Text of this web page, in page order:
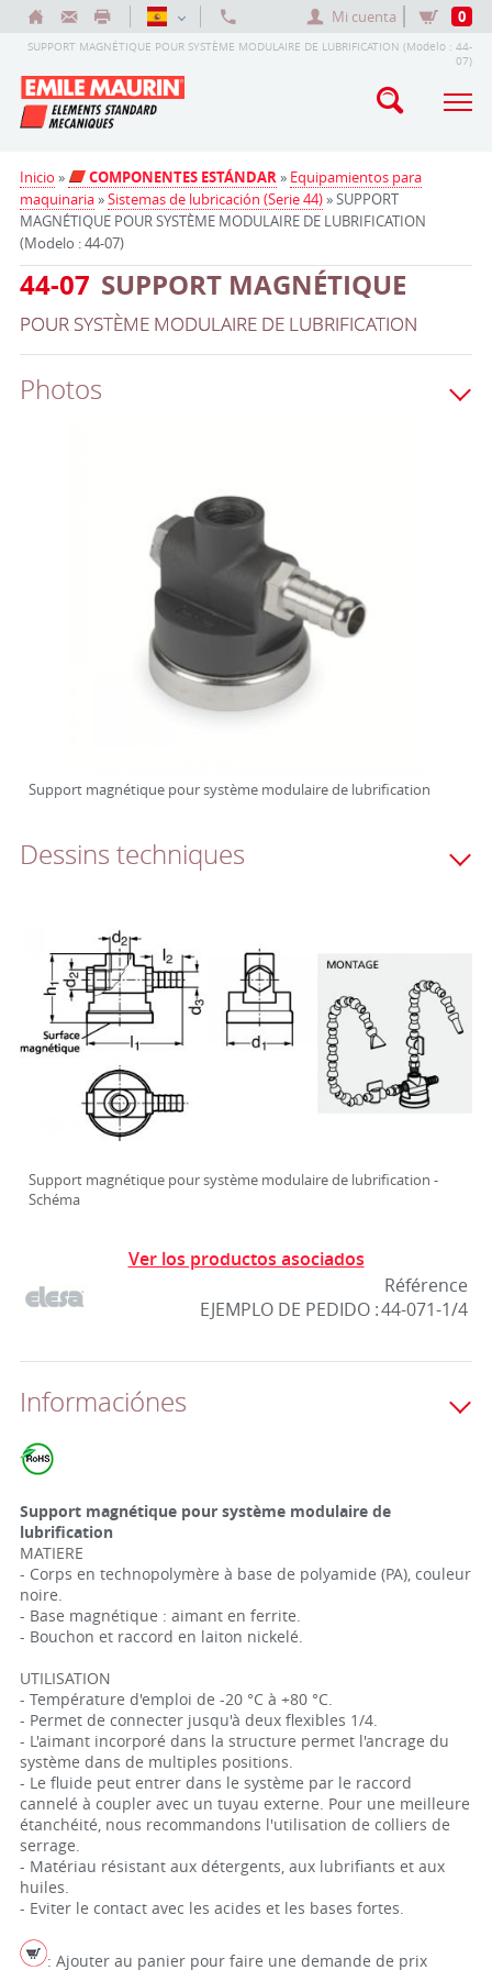
Mi cuenta 0
SUPPORT MAGNÉTIQUE POUR SYSTÈME MODULAIRE DE LUBRIFICATION (Modelo : 44-
07)
Inicio » COMPONENTES ESTÁNDAR» Equipamientos para
maquinaria»Sistemas de lubricación (Serie 44)» SUPPORT
MAGNÉTIQUE POUR SYSTÈME MODULAIRE DE LUBRIFICATION
(Modelo : 44-07)
44-07 SUPPORT MAGNÉTIQUE
POUR SYSTÈME MODULAIRE DE LUBRIFICATION
Photos
Support magnétique pour système modulaire de lubrification
Dessins techniques
Support magnétique pour système modulaire de lubrification -
Schéma
Ver los productos asociados
EJEMPLO DE PEDIDO :
Référence
44-071-1/4
Informaciónes
Support magnétique pour système modulaire de
lubrification
MATIERE
- Corps en technopolymère à base de polyamide (PA), couleur
noire.
- Base magnétique : aimant en ferrite.
- Bouchon et raccord en laiton nickelé.
UTILISATION
- Température d'emploi de -20 °C à +80 °C.
- Permet de connecter jusqu'à deux flexibles 1/4.
- L'aimant incorporé dans la structure permet l'ancrage du
système dans de multiples positions.
- Le fluide peut entrer dans le système par le raccord
cannelé à coupler avec un tuyau externe. Pour une meilleure
étanchéité, nous recommandons l'utilisation de colliers de
serrage.
- Matériau résistant aux détergents, aux lubrifiants et aux
huiles.
- Eviter le contact avec les acides et les bases fortes.
: Ajouter au panier pour faire une demande de prix